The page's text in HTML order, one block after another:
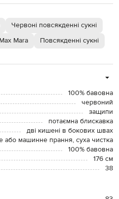
Червоні повсякденні сукні
Mara
Повсякденні сукні
100% бавовна
червоний
защипи
потаємна блискавка
дві кишені в бокових швах
або машинне прання, суха чистка
100% бавовна
176 см
38